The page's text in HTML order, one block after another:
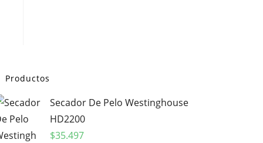
Productos
Secador De Pelo Westinghouse
HD2200
$35.497